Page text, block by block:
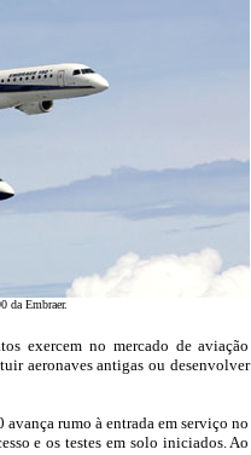
da Embraer.
exercem no mercado de aviação
aeronaves antigas ou desenvolver
rumo à entrada em serviço no
e os testes em solo iniciados. Ao